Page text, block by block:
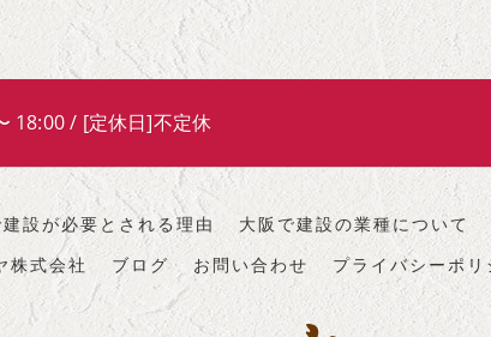
18:00 / [定休日]不定休
設が必要とされる理由 大阪で建設の業種について
株式会社 ブログ お問い合わせ プライバシーポリ